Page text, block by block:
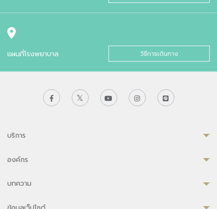
แผนที่โรงพยาบาล วิธีการเดินทาง
บริการ
องค์กร
บทความ